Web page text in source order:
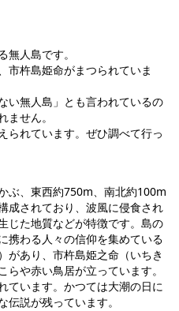
人島です。
市杵島姫命がまつられていま
い無人島」とも言われているの
せん。
られています。ぜひ調べて行っ
ぶ、東西約750m、南北約100m
成されており、波風に侵食され
じた地質などが特徴です。島の
携わる人々の信仰を集めている
があり、市杵島姫之命（いちき
らや赤い鳥居が立っています。
ています。かつては大潮の日に
説が残っています。